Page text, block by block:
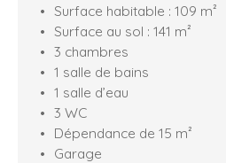
Surface habitable : 109 m²
Surface au sol : 141 m²
3 chambres
1 salle de bains
1 salle d’eau
3 WC
Dépendance de 15 m²
Garage